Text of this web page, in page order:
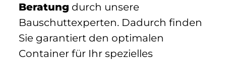
Beratung durch unsere
Bauschuttexperten. Dadurch finden
Sie garantiert den optimalen
Container für Ihr spezielles